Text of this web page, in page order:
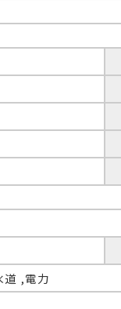
道 ,電力